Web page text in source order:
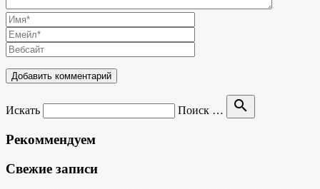
Искать Поиск … search
Рекоммендуем
Свежие записи